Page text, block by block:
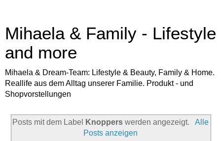
Mihaela & Family - Lifestyle
and more
Mihaela & Dream-Team: Lifestyle & Beauty, Family & Home.
Reallife aus dem Alltag unserer Familie. Produkt - und
Shopvorstellungen
Posts mit dem Label Knoppers werden angezeigt.
Alle
Posts anzeigen